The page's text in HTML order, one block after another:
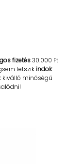
fizetés30.000 Ft
tetszikindok
kiválló minőségű